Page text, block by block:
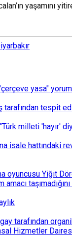
yaşamını
yasa"
tespit
milleti 'hayır'
isale
oyuncusu Yiğit
tarafından
Hizmetler